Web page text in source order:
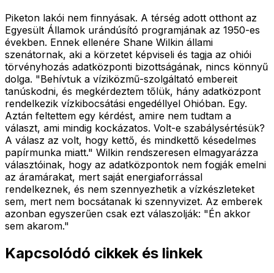
Piketon lakói nem finnyásak. A térség adott otthont az
Egyesült Államok urándúsító programjának az 1950-es
években. Ennek ellenére Shane Wilkin állami
szenátornak, aki a körzetet képviseli és tagja az ohiói
törvényhozás adatközponti bizottságának, nincs könnyű
dolga. "Behívtuk a víziközmű-szolgáltató embereit
tanúskodni, és megkérdeztem tőlük, hány adatközpont
rendelkezik vízkibocsátási engedéllyel Ohióban. Egy.
Aztán feltettem egy kérdést, amire nem tudtam a
választ, ami mindig kockázatos. Volt-e szabálysértésük?
A válasz az volt, hogy kettő, és mindkettő késedelmes
papírmunka miatt." Wilkin rendszeresen elmagyarázza
választóinak, hogy az adatközpontok nem fogják emelni
az áramárakat, mert saját energiaforrással
rendelkeznek, és nem szennyezhetik a vízkészleteket
sem, mert nem bocsátanak ki szennyvizet. Az emberek
azonban egyszerűen csak ezt válaszolják: "Én akkor
sem akarom."
Kapcsolódó cikkek és linkek